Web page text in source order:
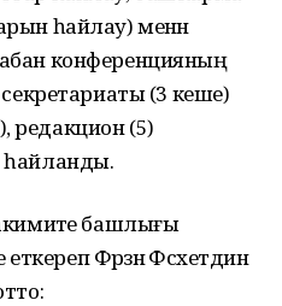
һайлау) менән
конференцияның
(3 кеше)
редакцион (5)
һайланды.
башлығы
Фәрзәнә Фәсхетдин